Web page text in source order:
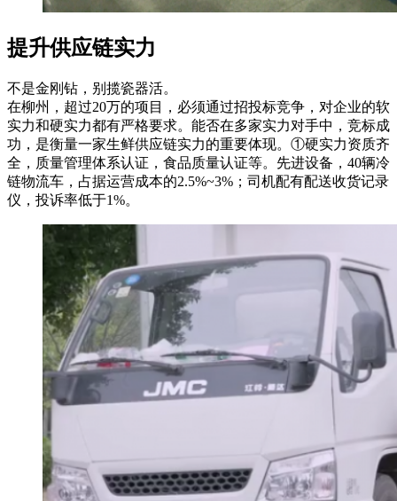
提升供应链实力
不是金刚钻，别揽瓷器活。
在柳州，超过20万的项目，必须通过招投标竞争，对企业的软
实力和硬实力都有严格要求。能否在多家实力对手中，竞标成
功，是衡量一家生鲜供应链实力的重要体现。①硬实力资质齐
全，质量管理体系认证，食品质量认证等。先进设备，40辆冷
链物流车，占据运营成本的2.5%~3%；司机配有配送收货记录
仪，投诉率低于1%。